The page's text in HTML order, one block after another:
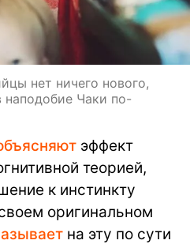
нет ничего нового,
Чаки по-
эффект
теорией,
к инстинкту
оригинальном
на эту по сути